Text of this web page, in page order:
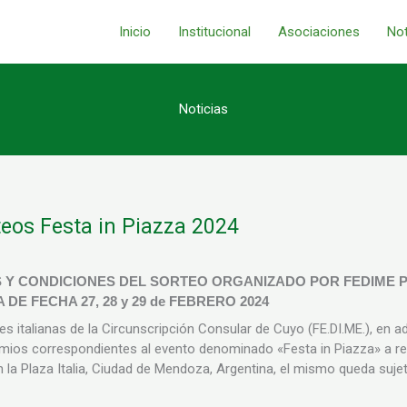
Inicio Institucional Asociaciones
Noticias
Festa in Piazza 2024
CONDICIONES DEL SORTEO ORGANIZADO POR FEDIME
DE FECHA 27, 28 y 29 de FEBRERO 2024
italianas de la Circunscripción Consular de Cuyo (FE.DI.ME.), en
correspondientes al evento denominado «Festa in Piazza» a
la Plaza Italia, Ciudad de Mendoza, Argentina, el mismo queda